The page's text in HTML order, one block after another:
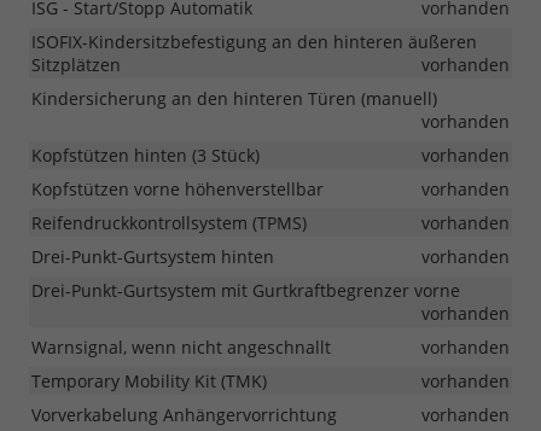
ISG - Start/Stopp Automatik
vorhanden
ISOFIX-Kindersitzbefestigung an den hinteren äußeren
Sitzplätzen
vorhanden
Kindersicherung an den hinteren Türen (manuell)
vorhanden
Kopfstützen hinten (3 Stück)
vorhanden
Kopfstützen vorne höhenverstellbar
vorhanden
Reifendruckkontrollsystem (TPMS)
vorhanden
Drei-Punkt-Gurtsystem hinten
vorhanden
Drei-Punkt-Gurtsystem mit Gurtkraftbegrenzer vorne
vorhanden
Warnsignal, wenn nicht angeschnallt
vorhanden
Temporary Mobility Kit (TMK)
vorhanden
Vorverkabelung Anhängervorrichtung
vorhanden